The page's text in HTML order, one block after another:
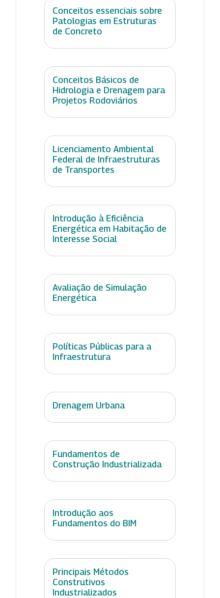
Conceitos essenciais sobre
Patologias em Estruturas
de Concreto
Conceitos Básicos de
Hidrologia e Drenagem para
Projetos Rodoviários
Licenciamento Ambiental
Federal de Infraestruturas
de Transportes
Introdução à Eficiência
Energética em Habitação de
Interesse Social
Avaliação de Simulação
Energética
Políticas Públicas para a
Infraestrutura
Drenagem Urbana
Fundamentos de
Construção Industrializada
Introdução aos
Fundamentos do BIM
Principais Métodos
Construtivos
Industrializados